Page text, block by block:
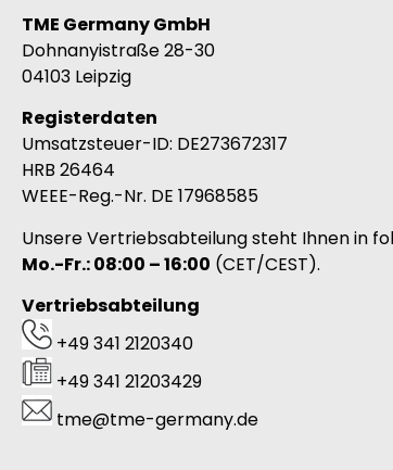
TME Germany GmbH
Dohnanyistraße 28-30
04103 Leipzig
Registerdaten
Umsatzsteuer-ID: DE273672317
HRB 26464
WEEE-Reg.-Nr. DE 17968585
Unsere Vertriebsabteilung steht Ihnen in
Mo.-Fr.: 08:00 – 16:00 (CET/CEST).
Vertriebsabteilung
+49 341 2120340
+49 341 21203429
tme@tme-germany.de